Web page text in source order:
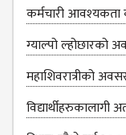
BBS SECOND YEAR
BBS THIRD YEAR
BBS FOURTH YEAR
HUMANITIES (BA)
कर्मचारी आवश्‍यकता
ग्‍याल्‍पो ल्‍होछारको
महाशिवरात्रीको
विद्यार्थीहरुकालागी